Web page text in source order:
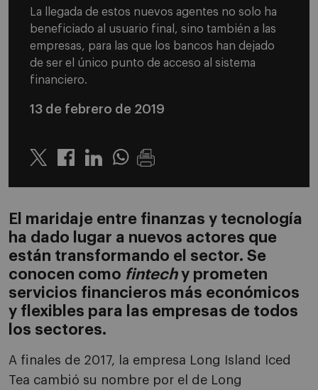
La llegada de estos nuevos agentes no solo ha
beneficiado al usuario final, sino también a las
empresas, para las que los bancos han dejado
de ser el único punto de acceso al sistema
financiero.
13 de febrero de 2019
Twitter LinkedinWhatsapp
El maridaje entre finanzas y tecnología
ha dado lugar a nuevos actores que
están transformando el sector. Se
conocen como fintechy prometen
servicios financieros más económicos
y flexibles para las empresas de todos
los sectores.
A finales de 2017, la empresa Long Island Iced
Tea cambió su nombre por el de Long